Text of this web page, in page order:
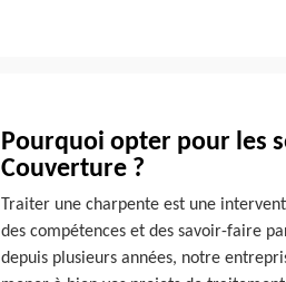
Pourquoi opter pour les
Couverture ?
Traiter une charpente est une
des compétences et des savoir-faire
depuis plusieurs années, notre